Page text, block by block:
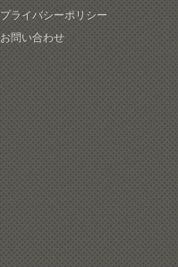
プライバシーポリシー
お問い合わせ